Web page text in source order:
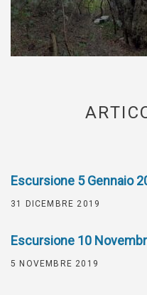
Escursione 5 Gennaio
31 DICEMBRE 2019
Escursione 10
5 NOVEMBRE 2019